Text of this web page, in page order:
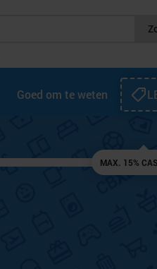
Goed om te weten
MAX. 15%